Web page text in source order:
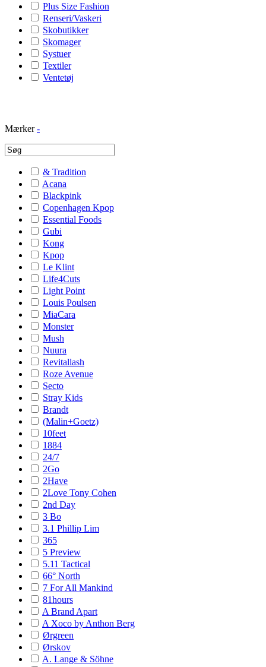
Plus Size Fashion
Renseri/Vaskeri
Skobutikker
Skomager
Systuer
Textiler
Ventetøj
Mærker -
& Tradition
Acana
Blackpink
Copenhagen Kpop
Essential Foods
Gubi
Kong
Kpop
Le Klint
Life4Cuts
Light Point
Louis Poulsen
MiaCara
Monster
Mush
Nuura
Revitallash
Roze Avenue
Secto
Stray Kids
Brandt
(Malin+Goetz)
10feet
1884
24/7
2Go
2Have
2Love Tony Cohen
2nd Day
3 Bo
3.1 Phillip Lim
365
5 Preview
5.11 Tactical
66° North
7 For All Mankind
81hours
A Brand Apart
A Xoco by Anthon Berg
Ørgreen
Ørskov
A. Lange & Söhne